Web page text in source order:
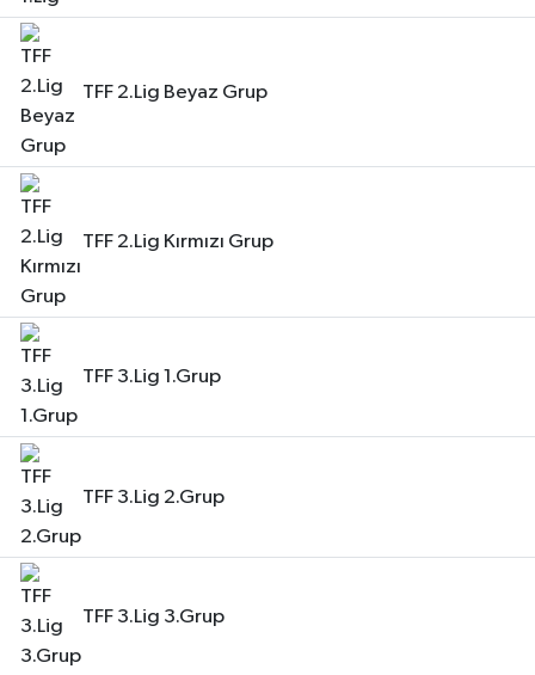
TFF 2.Lig Beyaz Grup
TFF 2.Lig Kırmızı Grup
TFF 3.Lig 1.Grup
TFF 3.Lig 2.Grup
TFF 3.Lig 3.Grup